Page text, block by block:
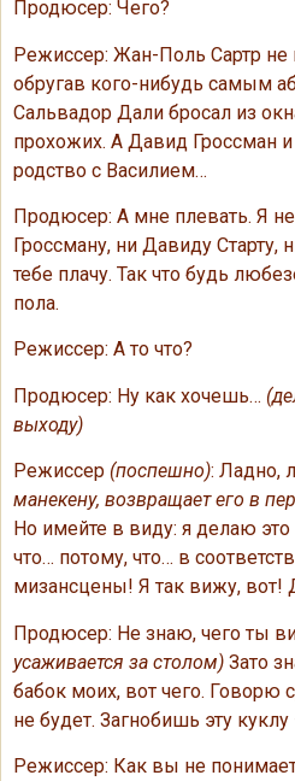
Продюсер: Чего?
Режиссер: Жан-Поль Сартр не
обругав кого-нибудь самым
Сальвадор Дали бросал из
прохожих. А Давид Гроссман
родство с Василием…
Продюсер: А мне плевать. Я
Гроссману, ни Давиду
тебе плачу. Так что будь
пола.
Режиссер: А то что?
Продюсер: Ну как хочешь…
выходу)
Режиссер (поспешно): Ладно,
манекену, возвращает его в
Но имейте в виду: я делаю
что… потому, что… в
мизансцены! Я так вижу, вот!
Продюсер: Не знаю, чего ты
усаживается за столом) Зато
бабок моих, вот чего. Говорю
не будет. Загнобишь эту
Режиссер: Как вы не